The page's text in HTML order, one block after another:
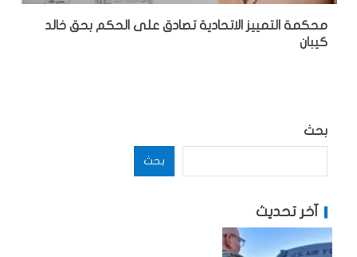
محكمة التمييز الاتحادية تصادق على الحكم بحق خالد
كيبان
بحث
بحث
آخر تحديث